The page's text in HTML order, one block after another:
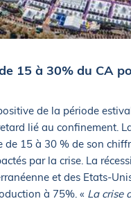
15 à 30% du CA
de la période
lié au confinement.
de 15 à 30 % de son
par la crise. La
et des Etats-
à 75%. « La crise